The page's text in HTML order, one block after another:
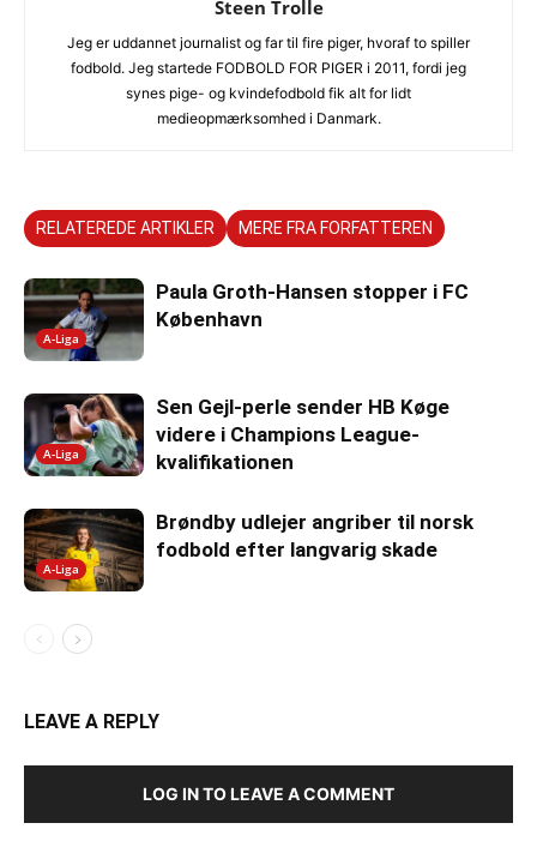
Steen Trolle
Jeg er uddannet journalist og far til fire piger, hvoraf to spiller
fodbold. Jeg startede FODBOLD FOR PIGER i 2011, fordi jeg
synes pige- og kvindefodbold fik alt for lidt
medieopmærksomhed i Danmark.
RELATEREDE ARTIKLER MERE FRA FORFATTEREN
A-Liga
Paula Groth-Hansen stopper i FC
København
A-Liga
Sen Gejl-perle sender HB Køge
videre i Champions League-
kvalifikationen
A-Liga
Brøndby udlejer angriber til norsk
fodbold efter langvarig skade
LEAVE A REPLY
LOG IN TO LEAVE A COMMENT